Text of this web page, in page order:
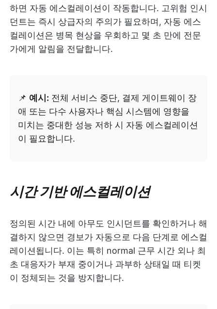
하면 자동 에스컬레이션이 작동합니다. 고위험 인시
던트는 즉시 상급자의 주의가 필요하며, 자동 에스
컬레이션은 병목 현상을 우회하고 몇 초 만에 전문
가에게 알림을 전달합니다.
📌 예시: 전체 서비스 중단, 결제 게이트웨이 장
애 또는 다수 사용자나 핵심 시스템에 영향을
미치는 중대한 성능 저하 시 자동 에스컬레이션
이 필요합니다.
시간 기반 에스컬레이션
정의된 시간 내에 아무도 인시던트를 확인하거나 해
결하지 않으면 경보가 자동으로 다음 단계로 에스컬
레이션됩니다. 이는 특히 normal 근무 시간 외나 최
초 대응자가 부재 중이거나 과부하 상태일 때 티켓
이 정체되는 것을 방지합니다.